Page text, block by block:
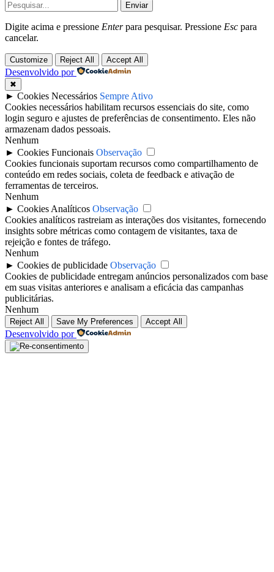
Enviar
Digite acima e pressione Enterpara pesquisar. Pressione Esc para
cancelar.
Customize Reject All Accept All
Desenvolvido por
✖
► Cookies Necessários Sempre Ativo
Cookies necessários habilitam recursos essenciais do site, como
login seguro e ajustes de preferências de consentimento. Eles não
armazenam dados pessoais.
Nenhum
► Cookies Funcionais Observação
Cookies funcionais suportam recursos como compartilhamento de
conteúdo em redes sociais, coleta de feedback e ativação de
ferramentas de terceiros.
Nenhum
► Cookies Analíticos Observação
Cookies analíticos rastreiam as interações dos visitantes, fornecendo
insights sobre métricas como contagem de visitantes, taxa de
rejeição e fontes de tráfego.
Nenhum
► Cookies de publicidade Observação
Cookies de publicidade entregam anúncios personalizados com base
em suas visitas anteriores e analisam a eficácia das campanhas
publicitárias.
Nenhum
Reject All Save My Preferences Accept All
Desenvolvido por